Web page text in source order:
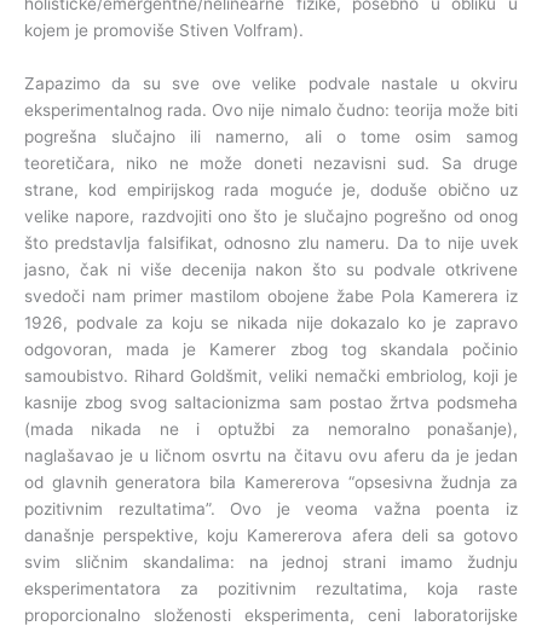
kojem je promoviše Stiven Volfram).
Zapazimo da su sve ove velike podvale nastale u okviru
eksperimentalnog rada. Ovo nije nimalo čudno: teorija može biti
pogrešna slučajno ili namerno, ali o tome osim samog
teoretičara, niko ne može doneti nezavisni sud. Sa druge
strane, kod empirijskog rada moguće je, doduše obično uz
velike napore, razdvojiti ono što je slučajno pogrešno od onog
što predstavlja falsifikat, odnosno zlu nameru. Da to nije uvek
jasno, čak ni više decenija nakon što su podvale otkrivene
svedoči nam primer mastilom obojene žabe Pola Kamerera iz
1926, podvale za koju se nikada nije dokazalo ko je zapravo
odgovoran, mada je Kamerer zbog tog skandala počinio
samoubistvo. Rihard Goldšmit, veliki nemački embriolog, koji je
kasnije zbog svog saltacionizma sam postao žrtva podsmeha
(mada nikada ne i optužbi za nemoralno ponašanje),
naglašavao je u ličnom osvrtu na čitavu ovu aferu da je jedan
od glavnih generatora bila Kamererova “opsesivna žudnja za
pozitivnim rezultatima”. Ovo je veoma važna poenta iz
današnje perspektive, koju Kamererova afera deli sa gotovo
svim sličnim skandalima: na jednoj strani imamo žudnju
eksperimentatora za pozitivnim rezultatima, koja raste
proporcionalno složenosti eksperimenta, ceni laboratorijske